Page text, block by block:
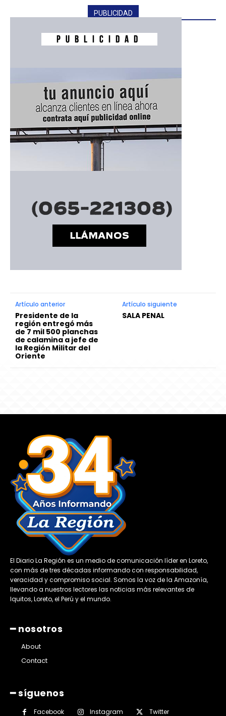
PUBLICIDAD
Artículo anterior
Presidente de la
región entregó más
de 7 mil 500 planchas
de calamina a jefe de
la Región Militar del
Oriente
Artículo siguiente
SALA PENAL
El Diario La Región es un medio de comunicación líder en Loreto,
con más de tres décadas informando con responsabilidad,
veracidad y compromiso social. Somos la voz de la Amazonía,
llevando a nuestros lectores las noticias más relevantes de
Iquitos, Loreto, el Perú y el mundo.
━ nosotros
About
Contact
━ síguenos
Facebook Instagram Twitter